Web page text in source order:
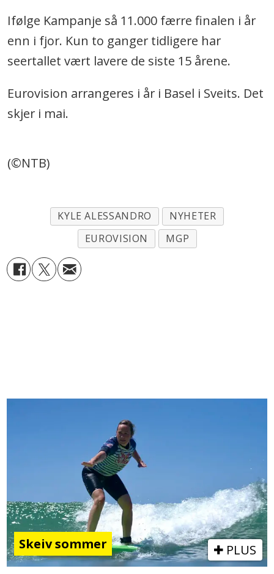
Ifølge Kampanje så 11.000 færre finalen i år
enn i fjor. Kun to ganger tidligere har
seertallet vært lavere de siste 15 årene.
Eurovision arrangeres i år i Basel i Sveits. Det
skjer i mai.
(©NTB)
KYLE ALESSANDRO
NYHETER
EUROVISION
MGP
Skeiv sommer PLUS